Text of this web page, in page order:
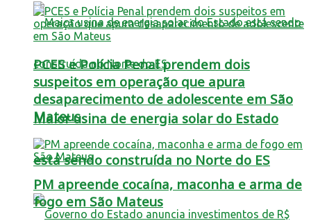
Maior usina de energia solar do Estado
está sendo construída no Norte do ES
PCES e Polícia Penal prendem dois
suspeitos em operação que apura
desaparecimento de adolescente em São
Mateus
PM apreende cocaína, maconha e arma de
fogo em São Mateus